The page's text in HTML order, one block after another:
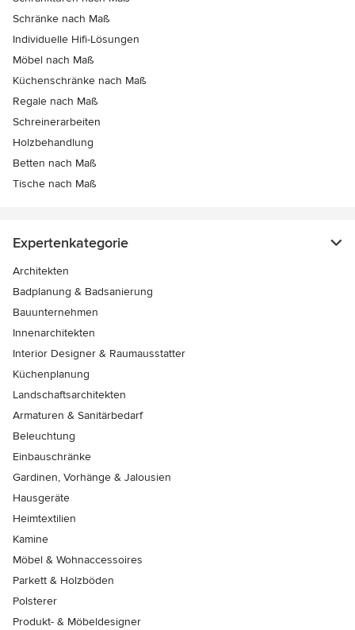
Schränke nach Maß
Individuelle Hifi-Lösungen
Möbel nach Maß
Küchenschränke nach Maß
Regale nach Maß
Schreinerarbeiten
Holzbehandlung
Betten nach Maß
Tische nach Maß
Expertenkategorie
Architekten
Badplanung & Badsanierung
Bauunternehmen
Innenarchitekten
Interior Designer & Raumausstatter
Küchenplanung
Landschaftsarchitekten
Armaturen & Sanitärbedarf
Beleuchtung
Einbauschränke
Gardinen, Vorhänge & Jalousien
Hausgeräte
Heimtextilien
Kamine
Möbel & Wohnaccessoires
Parkett & Holzböden
Polsterer
Produkt- & Möbeldesigner